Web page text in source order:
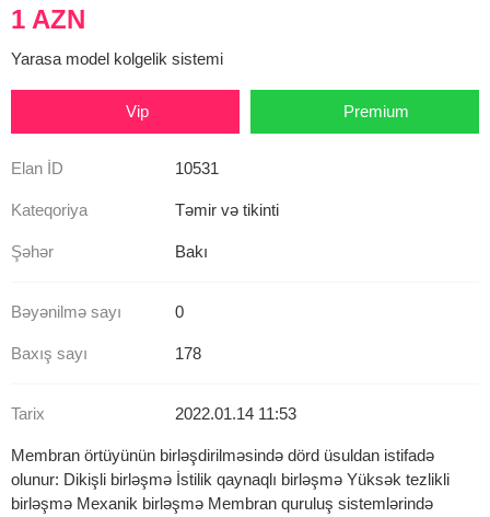
1 AZN
Yarasa model kolgelik sistemi
Vip Premium
Elan İD 10531
Kateqoriya Təmir və tikinti
Şəhər Bakı
Bəyənilmə sayı 0
Baxış sayı 178
Tarix 2022.01.14 11:53
Membran örtüyünün birləşdirilməsində dörd üsuldan istifadə
olunur: Dikişli birləşmə İstilik qaynaqlı birləşmə Yüksək tezlikli
birləşmə Mexanik birləşmə Membran quruluş sistemlərində